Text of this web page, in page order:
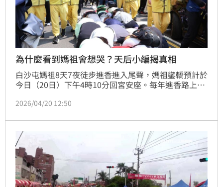
為什麼看到媽祖會想哭？天后小編揭真相
白沙屯媽祖8天7夜徒步進香進入尾聲，媽祖鑾轎預計於
今日（20日）下午4時10分回宮安座。每年進香路上，
為看到媽祖鑾轎熱淚盈眶，神秘現象引發網友討論。對
靈驗而哭，而是累積太久的壓力在媽祖面前得以釋放，
才讓情緒潰堤。
2026/04/20 12:50